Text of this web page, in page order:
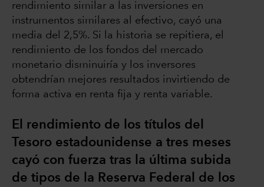
rendimiento similar a las inversiones en
instrumentos similares al efectivo, cayó una
media del 2,5%. Si la historia se repitiera, el
rendimiento de los fondos del mercado
monetario disminuiría y los inversores
obtendrían mejores resultados invirtiendo de
forma activa en renta fija y renta variable.
El rendimiento de los títulos del
Tesoro estadounidense a tres meses
cayó con fuerza tras la última subida
de tipos de la Reserva Federal de los